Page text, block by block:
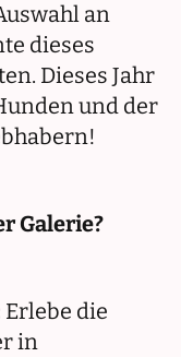
an
dieses
Dieses Jahr
und der
Galerie?
Erlebe die
in